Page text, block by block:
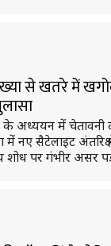
से खतरे में
के अध्ययन में
में नए सैटेलाइट
शोध पर गंभीर असर